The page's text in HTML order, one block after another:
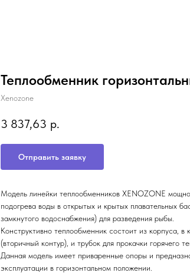
Теплообменник
Xenozone
3 837,63 р.
Отправить заявку
Модель линейки теплообменников XENOZONE
подогрева воды в открытых и крытых плавательных
замкнутого водоснабжения) для разведения рыбы.
Конструктивно теплообменник состоит из корпуса,
(вторичный контур), и трубок для прокачки горячего
Данная модель имеет приваренные опоры и
эксплуатации в горизонтальном положении.